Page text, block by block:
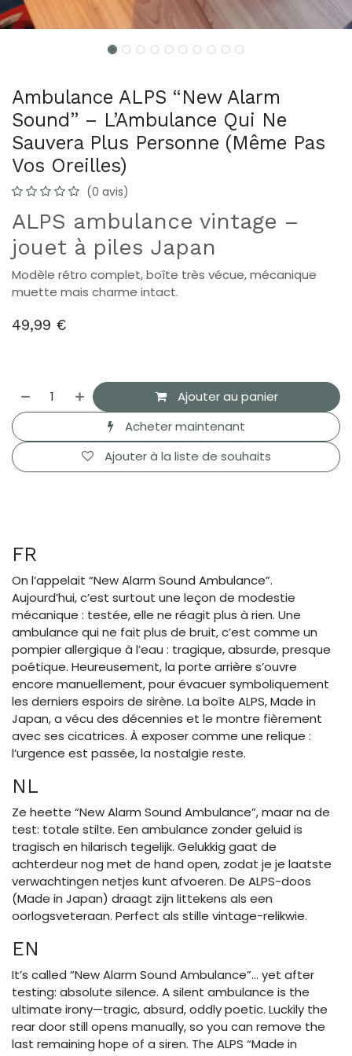
Ambulance ALPS “New Alarm
Sound” – L’Ambulance Qui Ne
Sauvera Plus Personne (Même Pas
Vos Oreilles)
(0 avis)
ALPS ambulance vintage –
jouet à piles Japan
Modèle rétro complet, boîte très vécue, mécanique
muette mais charme intact.
49,99 €
Ajouter au panier
Acheter maintenant
Ajouter à la liste de souhaits
FR
On l’appelait “New Alarm Sound Ambulance”.
Aujourd’hui, c’est surtout une leçon de modestie
mécanique : testée, elle ne réagit plus à rien. Une
ambulance qui ne fait plus de bruit, c’est comme un
pompier allergique à l’eau : tragique, absurde, presque
poétique. Heureusement, la porte arrière s’ouvre
encore manuellement, pour évacuer symboliquement
les derniers espoirs de sirène. La boîte ALPS, Made in
Japan, a vécu des décennies et le montre fièrement
avec ses cicatrices. À exposer comme une relique :
l’urgence est passée, la nostalgie reste.
NL
Ze heette “New Alarm Sound Ambulance”, maar na de
test: totale stilte. Een ambulance zonder geluid is
tragisch en hilarisch tegelijk. Gelukkig gaat de
achterdeur nog met de hand open, zodat je je laatste
verwachtingen netjes kunt afvoeren. De ALPS-doos
(Made in Japan) draagt zijn littekens als een
oorlogsveteraan. Perfect als stille vintage-relikwie.
EN
It’s called “New Alarm Sound Ambulance”… yet after
testing: absolute silence. A silent ambulance is the
ultimate irony—tragic, absurd, oddly poetic. Luckily the
rear door still opens manually, so you can remove the
last remaining hope of a siren. The ALPS “Made in